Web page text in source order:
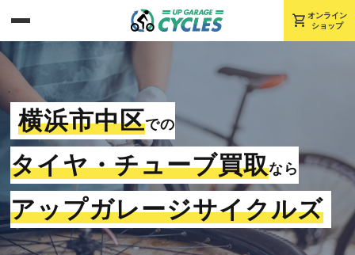
shopping_cart オンライン
ショップ
横浜市中区での
タイヤ・チューブ買取なら
アップガレージサイクルズ